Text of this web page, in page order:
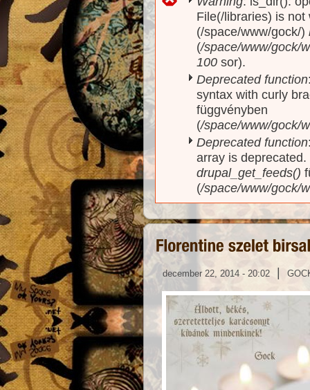
Hibaüzenet
File(/libraries) is
(/space/www/gock/)
(/space/www/gock/
100 sor).
Deprecated function
syntax with curly
függvényben
(/space/www/gock/
Deprecated function
array is
drupal_get_feeds()
(/space/www/gock/
december 22, 2014 - 20:02 |